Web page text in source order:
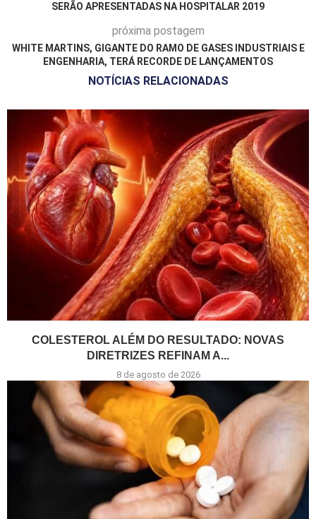
SERÃO APRESENTADAS NA HOSPITALAR 2019
próxima postagem
WHITE MARTINS, GIGANTE DO RAMO DE GASES INDUSTRIAIS E
ENGENHARIA, TERÁ RECORDE DE LANÇAMENTOS
NOTÍCIAS RELACIONADAS
COLESTEROL ALÉM DO RESULTADO: NOVAS
DIRETRIZES REFINAM A...
8 de agosto de 2026